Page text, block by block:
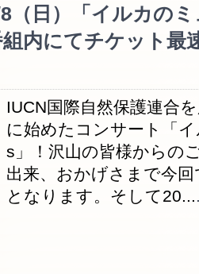
（日）「イルカの
内にてチケット最
IUCN国際自然保護連合
に始めたコンサート「
s」！沢山の皆様からの
出来、おかげさまで今
となります。そして20...